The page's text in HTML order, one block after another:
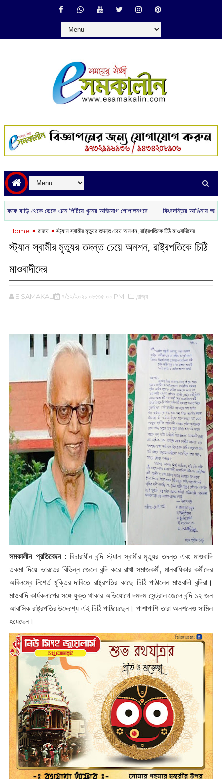
থেকে ডেকে এনে পিটিয়ে খুনের অভিযোগ গোপালনগরে কিংবদন্তির আঙিনায় আধুনিকতার
Home রাজ্য স্ট্যান স্বামীর মৃত্যুর তদন্ত চেয়ে অনশন, রাষ্ট্রপতিকে চিঠি মাওবাদীদের
স্ট্যান স্বামীর মৃত্যুর তদন্ত চেয়ে অনশন, রাষ্ট্রপতিকে চিঠি
মাওবাদীদের
E SAMAKALIN ৭/১২/২০২১ ০৮:৩৫:০০ PM ,রাজ্য
সমকালীন প্রতিবেদন : ‌বিচারাধীন বন্দি স্ট্যান স্বামীর মৃত্যুর তদন্ত এবং মাওবাদি
তকমা দিয়ে ভারতের বিভিন্ন জেলে বন্দি করে রাখা সমাজকর্মী, মানবাধিকার কর্মীদের
অবিলম্বে নি:‌শর্ত মুক্তির দাবিতে রাষ্ট্রপতির কাছে চিঠি পাঠালেন মাওবাদী বন্দিরা।
মাওবাদি কার্যকলাপের সঙ্গে যুক্ত থাকার অভিযোগে দমদম সেন্ট্রাল জেলে বন্দি ১২ জন
আবাসিক রাষ্ট্রপতির উদ্দেশ্যে এই চিঠি পাঠিয়েছেন। পাশাপাশি তারা অনশনেও সামিল
হয়েছেন।